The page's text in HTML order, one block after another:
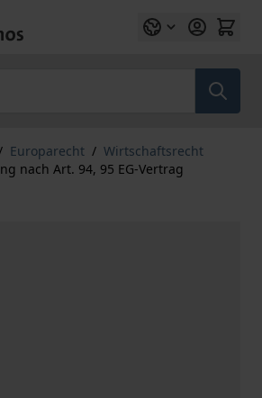
Europarecht / Wirtschaftsrecht
nach Art. 94, 95 EG-Vertrag